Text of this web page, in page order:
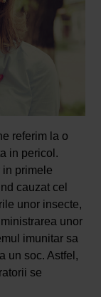
referim la o
in pericol.
primele
cauzat cel
unor insecte,
unor
imunitar sa
un soc. Astfel,
se